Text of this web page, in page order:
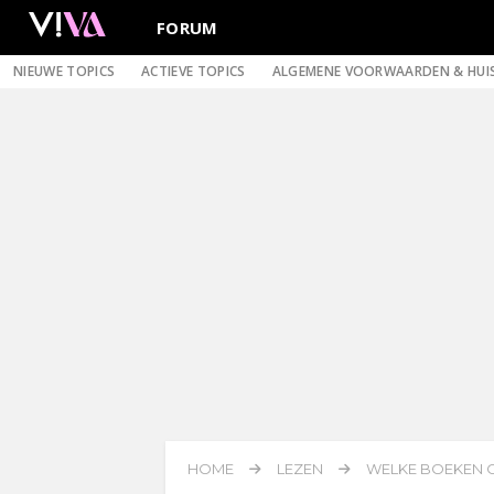
FORUM
NIEUWE TOPICS ACTIEVE TOPICS ALGEMENE VOORWAARDEN &
HOME LEZEN WELKE BOEKEN